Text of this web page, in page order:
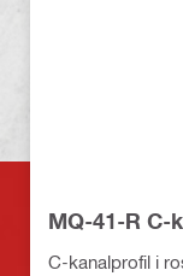
MQ-41-R C-
C-kanalprofil i